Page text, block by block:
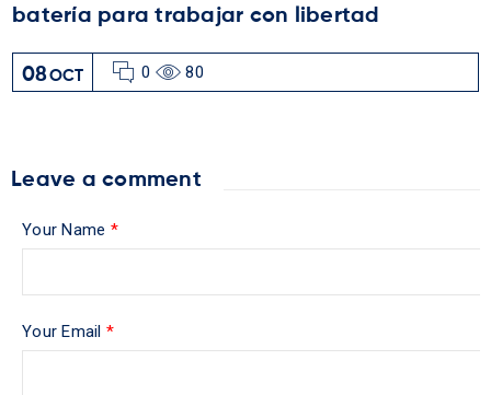
batería para trabajar con libertad
08OCT 0 80
Leave a comment
Your Name *
Your Email *